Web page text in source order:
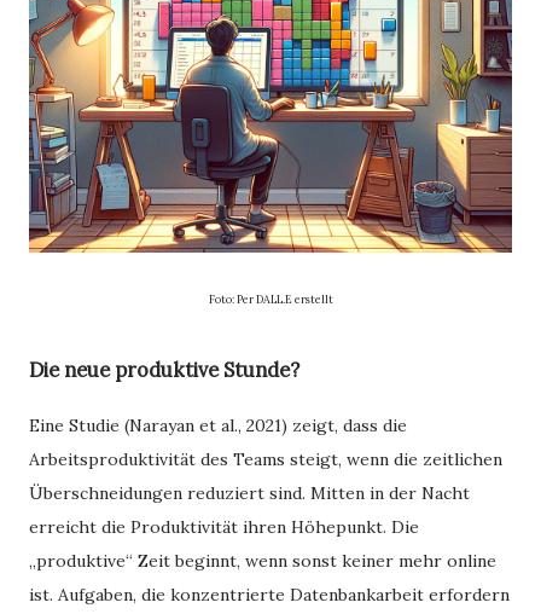
Foto: Per DALL.E erstellt
Die neue produktive Stunde?
Eine Studie (Narayan et al., 2021) zeigt, dass die
Arbeitsproduktivität des Teams steigt, wenn die zeitlichen
Überschneidungen reduziert sind. Mitten in der Nacht
erreicht die Produktivität ihren Höhepunkt. Die
„produktive“ Zeit beginnt, wenn sonst keiner mehr online
ist. Aufgaben, die konzentrierte Datenbankarbeit erfordern